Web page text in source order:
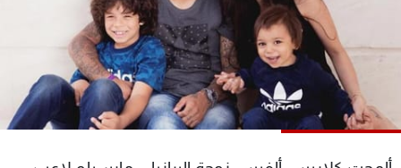
كأس العالم
البرامج
جدول البرامج
شاهد البرامج